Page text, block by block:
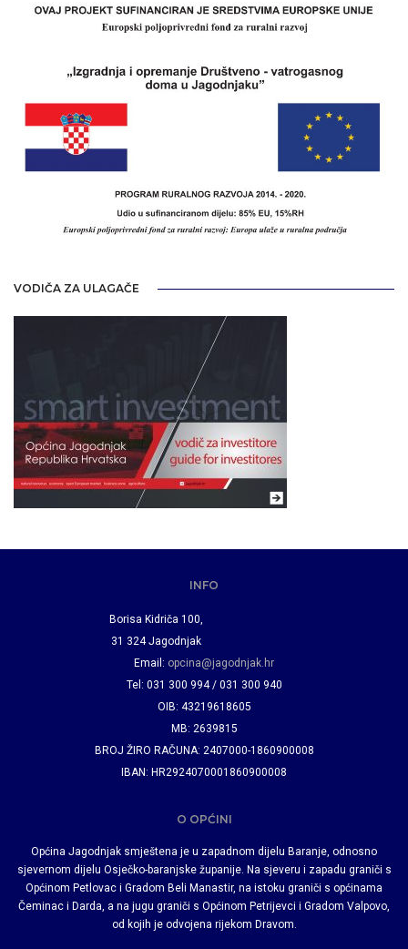
VODIČA ZA ULAGAČE
INFO
Borisa Kidriča 100,
31 324 Jagodnjak
Email: opcina@jagodnjak.hr
Tel: 031 300 994 / 031 300 940
OIB: 43219618605
MB: 2639815
BROJ ŽIRO RAČUNA: 2407000-1860900008
IBAN: HR2924070001860900008
O OPĆINI
Općina Jagodnjak smještena je u zapadnom dijelu Baranje, odnosno
sjevernom dijelu Osječko-baranjske županije. Na sjeveru i zapadu graniči s
Općinom Petlovac i Gradom Beli Manastir, na istoku graniči s općinama
Čeminac i Darda, a na jugu graniči s Općinom Petrijevci i Gradom Valpovo,
od kojih je odvojena rijekom Dravom.